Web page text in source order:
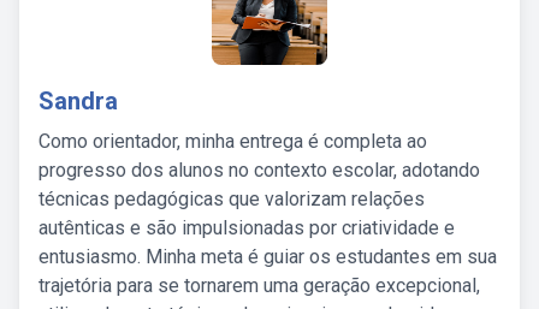
Sandra
Como orientador, minha entrega é completa ao
progresso dos alunos no contexto escolar, adotando
técnicas pedagógicas que valorizam relações
autênticas e são impulsionadas por criatividade e
entusiasmo. Minha meta é guiar os estudantes em sua
trajetória para se tornarem uma geração excepcional,